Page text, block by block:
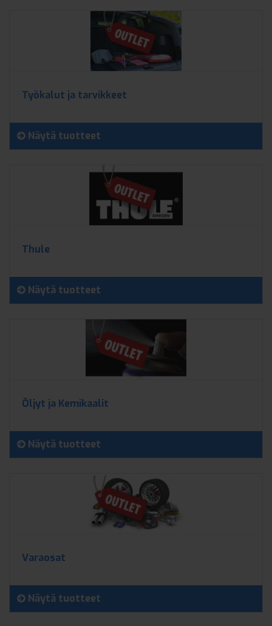
Työkalut ja tarvikkeet
Näytä tuotteet
Thule
Näytä tuotteet
Öljyt ja Kemikaalit
Näytä tuotteet
Varaosat
Näytä tuotteet